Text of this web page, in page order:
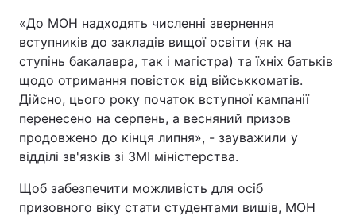
«До МОН надходять численні звернення
вступників до закладів вищої освіти (як на
ступінь бакалавра, так і магістра) та їхніх батьків
щодо отримання повісток від військкоматів.
Дійсно, цього року початок вступної кампанії
перенесено на серпень, а весняний призов
продовжено до кінця липня», - зауважили у
відділі зв'язків зі ЗМІ міністерства.
Щоб забезпечити можливість для осіб
призовного віку стати студентами вишів, МОН